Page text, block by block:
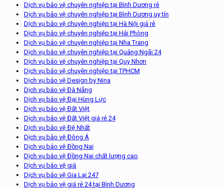
Dịch vụ bảo vệ chuyên nghiệp tại Bình Dương rẻ
Dịch vụ bảo vệ chuyên nghiệp tại Bình Dương uy tín
Dịch vụ bảo vệ chuyên nghiệp tại Hà Nội giá rẻ
Dịch vụ bảo vệ chuyên nghiệp tại Hải Phòng
Dịch vụ bảo vệ chuyên nghiệp tại Nha Trang
Dịch vụ bảo vệ chuyên nghiệp tại Quảng Ngãi 24
Dịch vụ bảo vệ chuyên nghiệp tại Quy Nhơn
Dịch vụ bảo vệ chuyên nghiệp tại TPHCM
Dịch vụ bảo vệ Design by Nina
Dịch vụ bảo vệ Đà Nẵng
Dịch vụ bảo vệ Đại Hùng Lực
Dịch vụ bảo vệ Đất Việt
Dịch vụ bảo vệ Đất Việt giá rẻ 24
Dịch vụ bảo vệ Đệ Nhất
Dịch vụ bảo vệ Đông Á
Dịch vụ bảo vệ Đồng Nai
Dịch vụ bảo vệ Đồng Nai chất lượng cao
Dịch vụ bảo vệ giá
Dịch vụ bảo vệ Gia Lai 247
Dịch vụ bảo vệ giá rẻ 24 tại Bình Dương